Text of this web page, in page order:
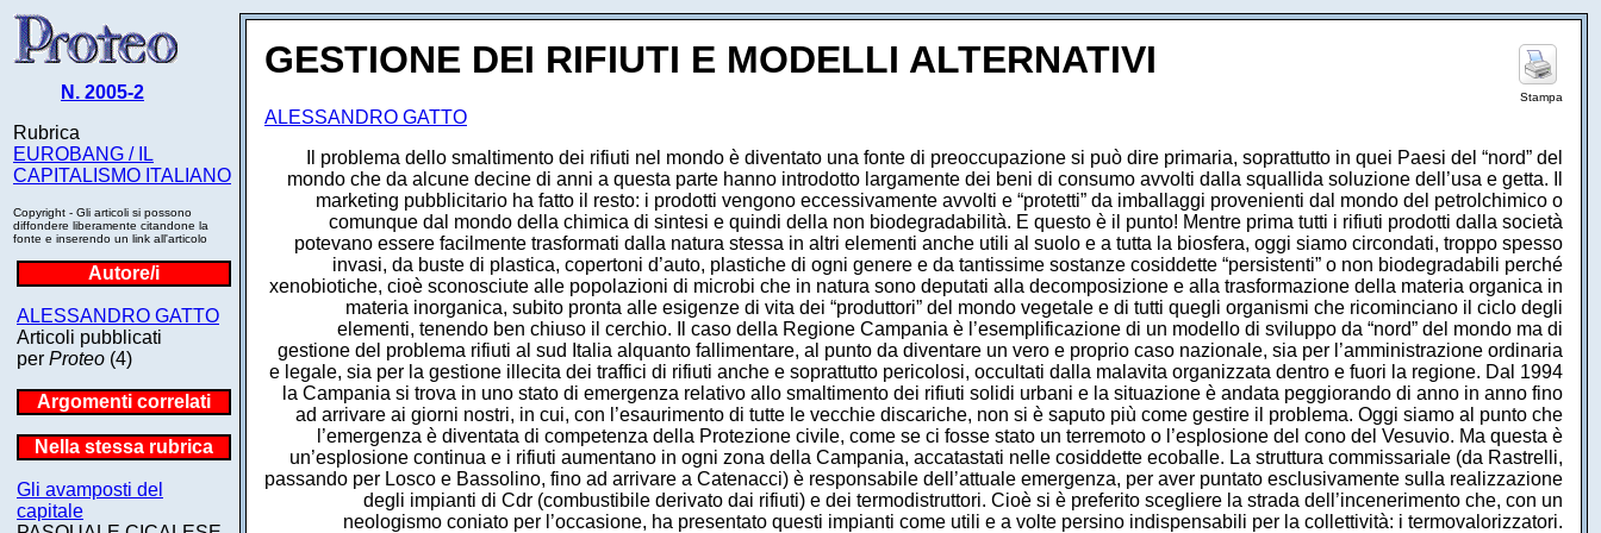
N. 2005-2
Rubrica
EUROBANG / IL
CAPITALISMO ITALIANO
Copyright - Gli articoli si possono
diffondere liberamente citandone la
fonte e inserendo un link all'articolo
Autore/i
ALESSANDRO GATTO
Articoli pubblicati
per Proteo (4)
Argomenti correlati
Nella stessa rubrica
Gli avamposti del
capitale
GESTIONE DEI RIFIUTI E MODELLI ALTERNATIVI
ALESSANDRO GATTO
Stampa
Il problema dello smaltimento dei rifiuti nel mondo è diventato una fonte di preoccupazione si può dire primaria, soprattutto in quei Paesi del “nord” del
mondo che da alcune decine di anni a questa parte hanno introdotto largamente dei beni di consumo avvolti dalla squallida soluzione dell’usa e getta. Il
marketing pubblicitario ha fatto il resto: i prodotti vengono eccessivamente avvolti e “protetti” da imballaggi provenienti dal mondo del petrolchimico o
comunque dal mondo della chimica di sintesi e quindi della non biodegradabilità. E questo è il punto! Mentre prima tutti i rifiuti prodotti dalla società
potevano essere facilmente trasformati dalla natura stessa in altri elementi anche utili al suolo e a tutta la biosfera, oggi siamo circondati, troppo spesso
invasi, da buste di plastica, copertoni d’auto, plastiche di ogni genere e da tantissime sostanze cosiddette “persistenti” o non biodegradabili perché
xenobiotiche, cioè sconosciute alle popolazioni di microbi che in natura sono deputati alla decomposizione e alla trasformazione della materia organica in
materia inorganica, subito pronta alle esigenze di vita dei “produttori” del mondo vegetale e di tutti quegli organismi che ricominciano il ciclo degli
elementi, tenendo ben chiuso il cerchio. Il caso della Regione Campania è l’esemplificazione di un modello di sviluppo da “nord” del mondo ma di
gestione del problema rifiuti al sud Italia alquanto fallimentare, al punto da diventare un vero e proprio caso nazionale, sia per l’amministrazione ordinaria
e legale, sia per la gestione illecita dei traffici di rifiuti anche e soprattutto pericolosi, occultati dalla malavita organizzata dentro e fuori la regione. Dal 1994
la Campania si trova in uno stato di emergenza relativo allo smaltimento dei rifiuti solidi urbani e la situazione è andata peggiorando di anno in anno fino
ad arrivare ai giorni nostri, in cui, con l’esaurimento di tutte le vecchie discariche, non si è saputo più come gestire il problema. Oggi siamo al punto che
l’emergenza è diventata di competenza della Protezione civile, come se ci fosse stato un terremoto o l’esplosione del cono del Vesuvio. Ma questa è
un’esplosione continua e i rifiuti aumentano in ogni zona della Campania, accatastati nelle cosiddette ecoballe. La struttura commissariale (da Rastrelli,
passando per Losco e Bassolino, fino ad arrivare a Catenacci) è responsabile dell’attuale emergenza, per aver puntato esclusivamente sulla realizzazione
degli impianti di Cdr (combustibile derivato dai rifiuti) e dei termodistruttori. Cioè si è preferito scegliere la strada dell’incenerimento che, con un
neologismo coniato per l’occasione, ha presentato questi impianti come utili e a volte persino indispensabili per la collettività: i termovalorizzatori.